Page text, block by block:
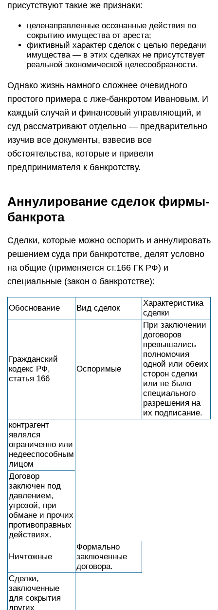
присутствуют такие же признаки:
целенаправленные осознанные действия по
сокрытию имущества от ареста;
фиктивный характер сделок с целью передачи
имущества — в этих сделках не присутствует
реальной экономической целесообразности.
Однако жизнь намного сложнее очевидного
простого примера с лже-банкротом Ивановым. И
каждый случай и финансовый управляющий, и
суд рассматривают отдельно — предварительно
изучив все документы, взвесив все
обстоятельства, которые и привели
предпринимателя к банкротству.
Аннулирование сделок фирмы-
банкрота
Сделки, которые можно оспорить и аннулировать
решением суда при банкротстве, делят условно
на общие (применяется ст.166 ГК РФ) и
специальные (закон о банкротстве):
Обоснование Вид сделок
Характеристика
сделки
Гражданский
кодекс РФ,
статья 166
Оспоримые
При заключении
договоров
превышались
полномочия
одной или обеих
сторон сделки
или не было
специального
разрешения на
их подписание.
контрагент
являлся
ограниченно или
недееспособным
лицом
Договор
заключен под
давлением,
угрозой, при
обмане и прочих
противоправных
действиях.
Ничтожные
Формально
заключенные
договора.
Сделки,
заключенные
для сокрытия
других